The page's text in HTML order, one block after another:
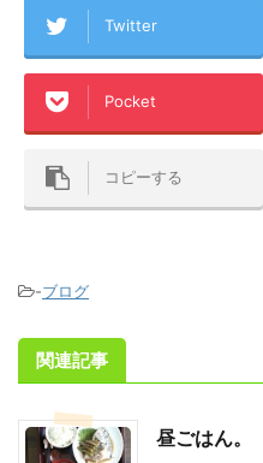
Twitter
Pocket
コピーする
-ブログ
関連記事
昼ごはん。